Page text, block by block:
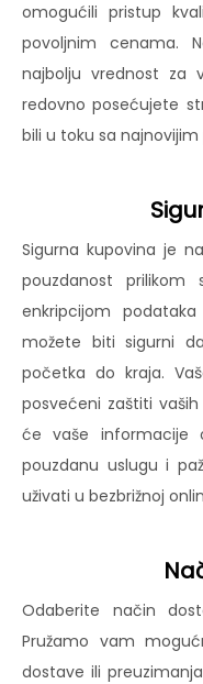
omogućili pristup
povoljnim cenama.
najbolju vrednost za
redovno posećujete
bili u toku sa
Sigurna kupovina je
pouzdanost prilikom
enkripcijom
možete biti sigurni
početka do kraja.
posvećeni zaštiti
će vaše informacije
pouzdanu uslugu i
uživati u bezbrižnoj
Odaberite način
Pružamo vam
dostave ili